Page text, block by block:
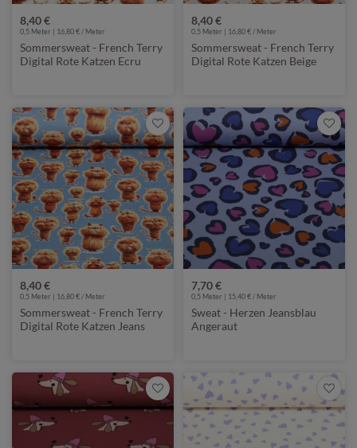
8,40 €
0,5 Meter | 16,80 € / Meter
Sommersweat - French Terry
Digital Rote Katzen Ecru
8,40 €
0,5 Meter | 16,80 € / Meter
Sommersweat - French Terry
Digital Rote Katzen Beige
8,40 €
0,5 Meter | 16,80 € / Meter
Sommersweat - French Terry
Digital Rote Katzen Jeans
7,70 €
0,5 Meter | 15,40 € / Meter
Sweat - Herzen Jeansblau
Angeraut